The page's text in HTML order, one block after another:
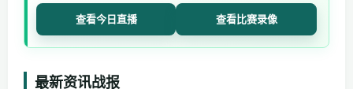
查看今日直播 查看比赛录像
最新资讯战报